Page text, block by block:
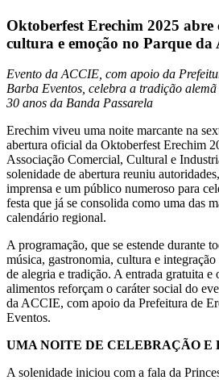
Oktoberfest Erechim 2025
cultura e emoção no Parque da
Evento da ACCIE, com apoio da
Barba Eventos, celebra a tradição
30 anos da Banda Passarela
Erechim viveu uma noite marcante na
abertura oficial da Oktoberfest Erechim
Associação Comercial, Cultural e
solenidade de abertura reuniu
imprensa e um público numeroso para
festa que já se consolida como uma das
calendário regional.
A programação, que se estende durante
música, gastronomia, cultura e
de alegria e tradição. A entrada gratuita e
alimentos reforçam o caráter social do
da ACCIE, com apoio da Prefeitura de
Eventos.
UMA NOITE DE CELEBRAÇÃO E
A solenidade iniciou com a fala da